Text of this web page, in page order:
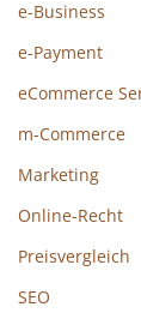
e-Business
e-Payment
eCommerce
m-Commerce
Marketing
Online-Recht
Preisvergleich
SEO